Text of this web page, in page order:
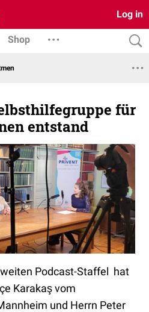
Log in
Shop
für
entstand
Podcast-Staffel hat
Karakaş vom
und Herrn Peter